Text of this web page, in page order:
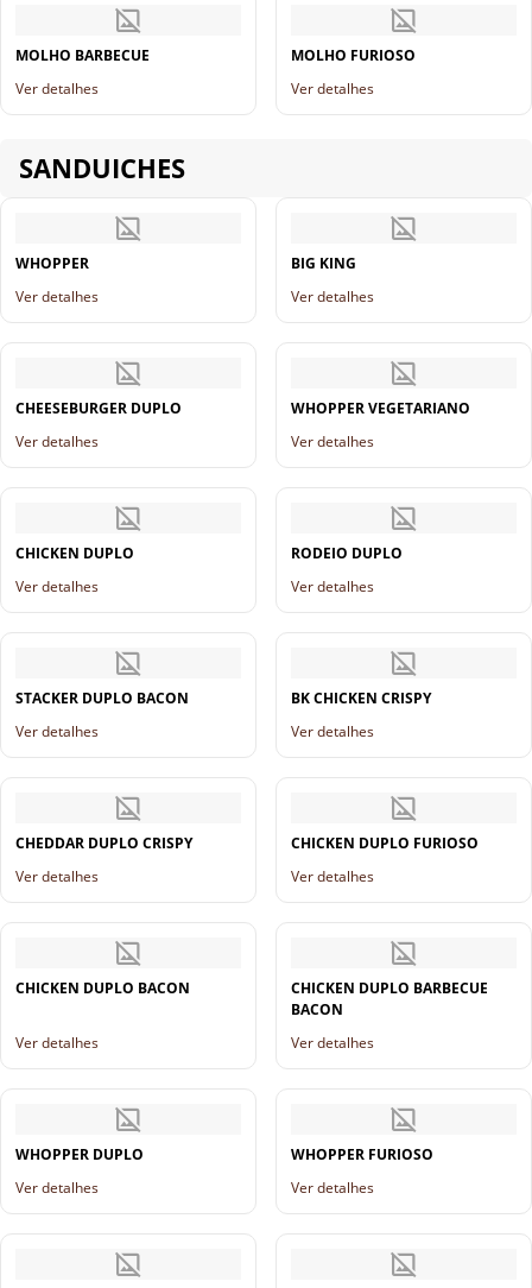
MOLHO BARBECUE
Ver detalhes
MOLHO FURIOSO
Ver detalhes
SANDUICHES
WHOPPER
Ver detalhes
BIG KING
Ver detalhes
CHEESEBURGER DUPLO
Ver detalhes
WHOPPER VEGETARIANO
Ver detalhes
CHICKEN DUPLO
Ver detalhes
RODEIO DUPLO
Ver detalhes
STACKER DUPLO BACON
Ver detalhes
BK CHICKEN CRISPY
Ver detalhes
CHEDDAR DUPLO CRISPY
Ver detalhes
CHICKEN DUPLO FURIOSO
Ver detalhes
CHICKEN DUPLO BACON
Ver detalhes
CHICKEN DUPLO BARBECUE
BACON
Ver detalhes
WHOPPER DUPLO
Ver detalhes
WHOPPER FURIOSO
Ver detalhes